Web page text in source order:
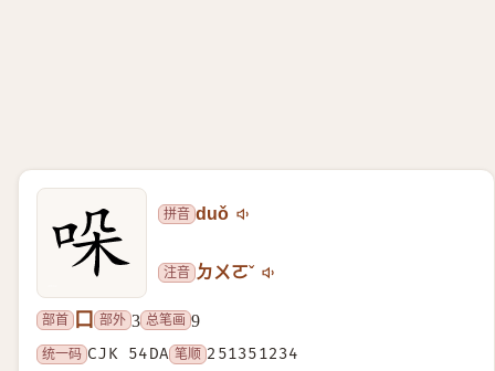
拼音 duǒ
注音 ㄉㄨㄛˇ
部首 口 部外 3 总笔画 9
统一码 CJK 54DA 笔顺 251351234